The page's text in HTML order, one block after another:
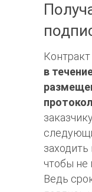
в
чтобы не
Ведь